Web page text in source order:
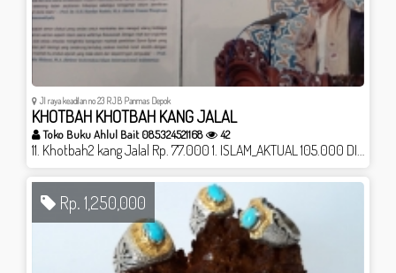
Jl raya keadilan no 23 RJB Panmas Depok
KHOTBAH KHOTBAH KANG JALAL
Toko Buku Ahlul Bait 085324521168 42
11. Khotbah2 kang Jalal Rp. 77.000 1. ISLAM_AKTUAL 105.000 DISKON JD 95RB 2. ISLAM_ALTERNATIF 98RB DISKON JD 89RB 3. Misteri wasiat nabi 55 jd 44 RB 4. Psikologi komunikasi 135 jd 125 5. Metode penelitian komunikasi 105 jd 95 6. Meraih kebahagiaan 55 7. Psikologi komunikasi 135 jd 125 8. Metode penelitian komunikasi 105 jd 95RB 9. Retorika modern 75rb 10. Sy Fatimah dan imam Ali 50.000 12. Doa dan kebahagian 79.000 13. Tasawuf for Beginner (Usmif) Rp. 45.000 Info 085324521168 tokobukuahlulbait.net
Rp. 1,250,000